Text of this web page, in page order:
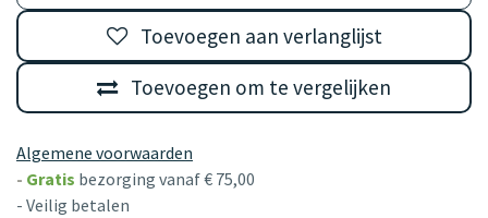
Toevoegen om te vergelijken
Toevoegen aan verlanglijst
Algemene voorwaarden
- Gratis bezorging vanaf € 75,00
- Veilig betalen